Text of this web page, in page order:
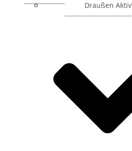
Draußen Aktiv